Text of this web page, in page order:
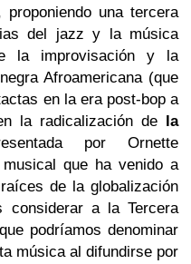
una tercera
del jazz y la música
la improvisación y la
Afroamericana (que
en la era post-bop a
la radicalización de la
por Ornette
que ha venido a
de la globalización
considerar a la Tercera
podríamos denominar
música al difundirse por